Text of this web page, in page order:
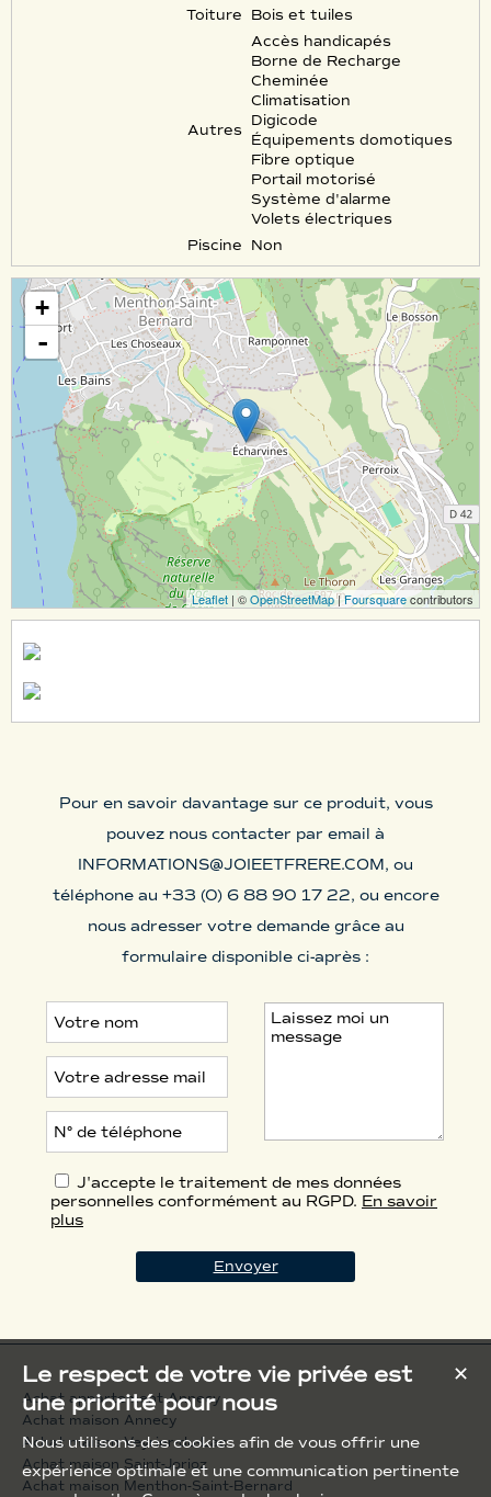
Toiture
Bois et tuiles
Autres
Accès handicapés
Borne de Recharge
Cheminée
Climatisation
Digicode
Équipements domotiques
Fibre optique
Portail motorisé
Système d'alarme
Volets électriques
Piscine
Non
+
-
Leaflet | ©OpenStreetMap|Foursquarecontributors
Pour en savoir davantage sur ce produit, vous
pouvez nous contacter par email à
INFORMATIONS@JOIEETFRERE.COM, ou
téléphone au +33 (0) 6 88 90 17 22, ou encore
nous adresser votre demande grâce au
formulaire disponible ci-après :
J'accepte le traitement de mes données
personnelles conformément au RGPD. En savoir
plus
Achat appartement Annecy
Achat maison Annecy
Achat maison Veyrier-du-Lac
Achat maison Saint-Jorioz
Achat maison Menthon-Saint-Bernard
✕
Le respect de votre vie privée est
une priorité pour nous
Nous utilisons des cookies afin de vous offrir une
expérience optimale et une communication pertinente